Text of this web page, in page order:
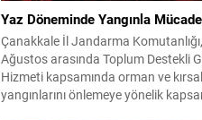
Yaz Döneminde Yangınla
Çanakkale İl Jandarma
Ağustos arasında Toplum Destekli
Hizmeti kapsamında orman ve
yangınlarını önlemeye yönelik